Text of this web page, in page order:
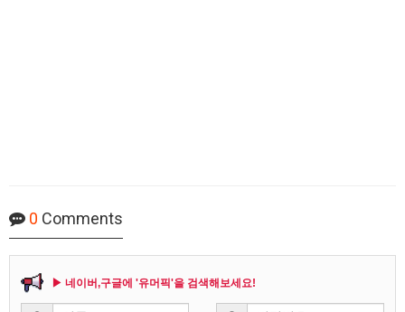
0 Comments
▶ 네이버,구글에 '유머픽'을 검색해보세요!